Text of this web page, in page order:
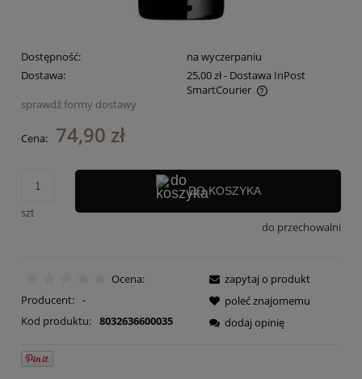
Dostępność:
na wyczerpaniu
Dostawa:
25,00 zł- Dostawa InPost
SmartCourier
Cena nie zawiera ewentualnych kosztów płatności
sprawdź formy dostawy
Cena: 74,90 zł
szt
DO KOSZYKA
do przechowalni
Ocena:
Producent: -
Kod produktu: 8032636600035
zapytaj o produkt
poleć znajomemu
dodaj opinię